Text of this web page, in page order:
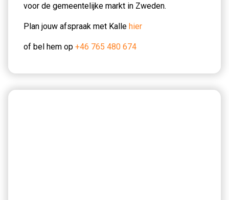
voor de gemeentelijke markt in Zweden.
Plan jouw afspraak met Kalle hier
of bel hem op +46 765 480 674